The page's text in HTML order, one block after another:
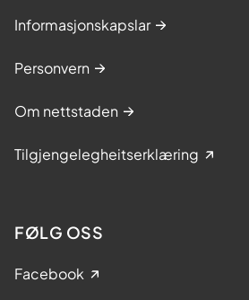
Informasjonskapslar
Personvern
Om nettstaden
Tilgjengelegheitserklæring
FØLG OSS
Facebook